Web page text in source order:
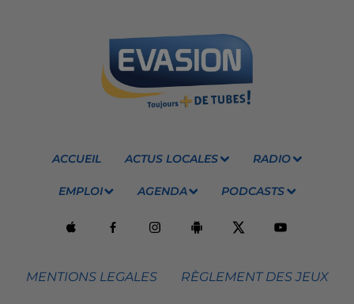
ACCUEIL ACTUS LOCALES RADIO
EMPLOI AGENDA PODCASTS
MENTIONS LEGALES RÈGLEMENT DES JEUX